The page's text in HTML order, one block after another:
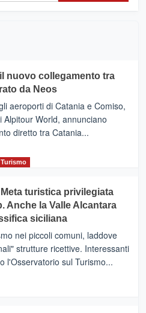
nuovo collegamento tra
da Neos
aeroporti di Catania e Comiso,
World, annunciano
diretto tra Catania...
Turismo
Meta turistica privilegiata
Anche la Valle Alcantara
siciliana
nei piccoli comuni, laddove
strutture ricettive. Interessanti
l'Osservatorio sul Turismo...